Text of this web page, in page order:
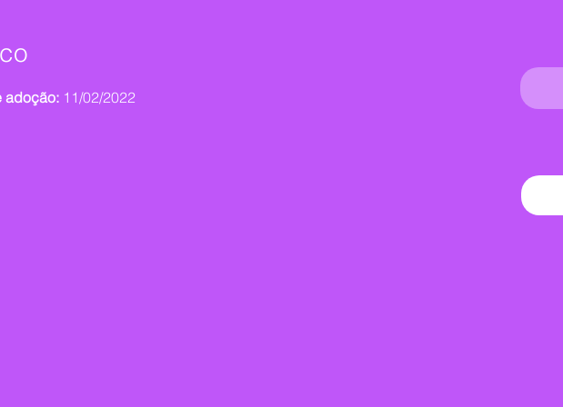
adoção: 11/02/2022